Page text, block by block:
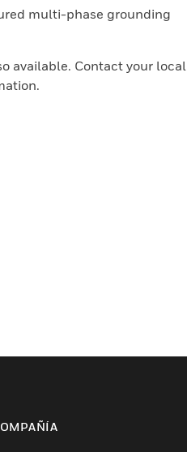
multi-phase grounding
available. Contact your local